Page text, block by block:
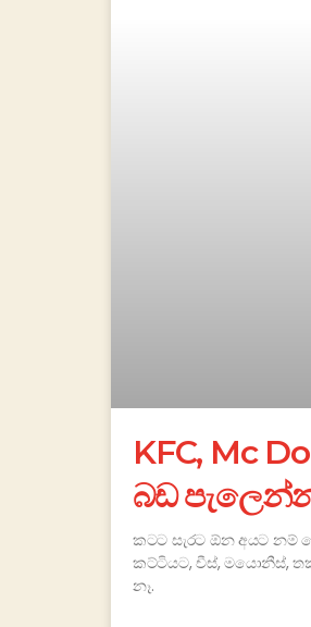
KFC, Mc
බඩ
කටට සැරට ඕන අයට නම්
කට්ටියට, චීස්, මයොනීස්,
නෑ.